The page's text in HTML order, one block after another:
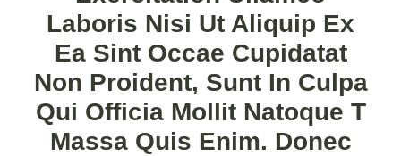
Laboris Nisi Ut Aliquip Ex
Ea Sint Occae Cupidatat
Non Proident, Sunt In Culpa
Qui Officia Mollit Natoque T
Massa Quis Enim. Donec